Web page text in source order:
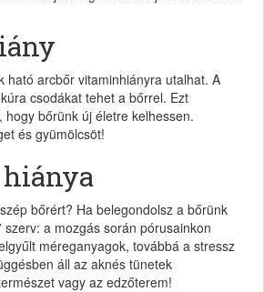
ható arcbőr vitaminhiányra utalhat. A
csodákat tehet a bőrrel. Ezt
hogy bőrünk új életre kelhessen.
és gyümölcsöt!
hiánya
bőrért? Ha belegondolsz a bőrünk
szerv: a mozgás során pórusainkon
méreganyagok, továbbá a stressz
áll az aknés tünetek
vagy az edzőterem!